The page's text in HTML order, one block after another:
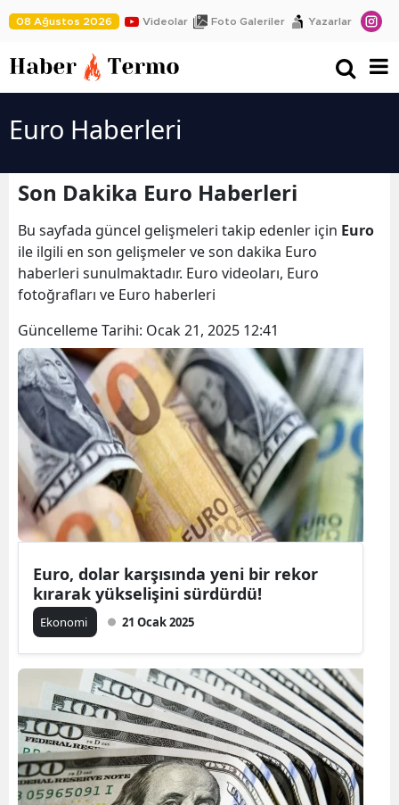
08 Ağustos 2026 Videolar Foto Galeriler Yazarlar
Euro Haberleri
Son Dakika Euro Haberleri
Bu sayfada güncel gelişmeleri takip edenler için Euro
ile ilgili en son gelişmeler ve son dakika Euro
haberleri sunulmaktadır. Euro videoları, Euro
fotoğrafları ve Euro haberleri
Güncelleme Tarihi: Ocak 21, 2025 12:41
Euro, dolar karşısında yeni bir rekor
kırarak yükselişini sürdürdü!
Ekonomi 21 Ocak 2025